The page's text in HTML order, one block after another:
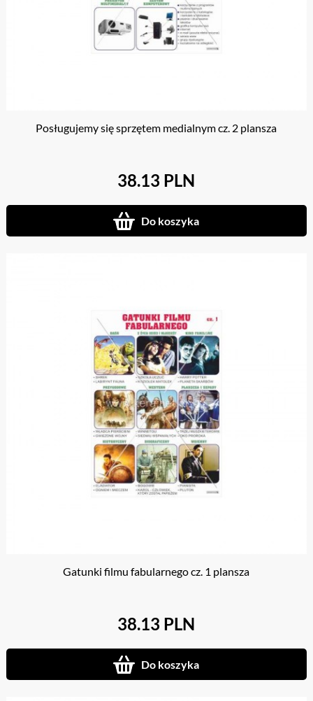
Posługujemy się sprzętem medialnym cz. 2 plansza
38.13 PLN
Do koszyka
Gatunki filmu fabularnego cz. 1 plansza
38.13 PLN
Do koszyka